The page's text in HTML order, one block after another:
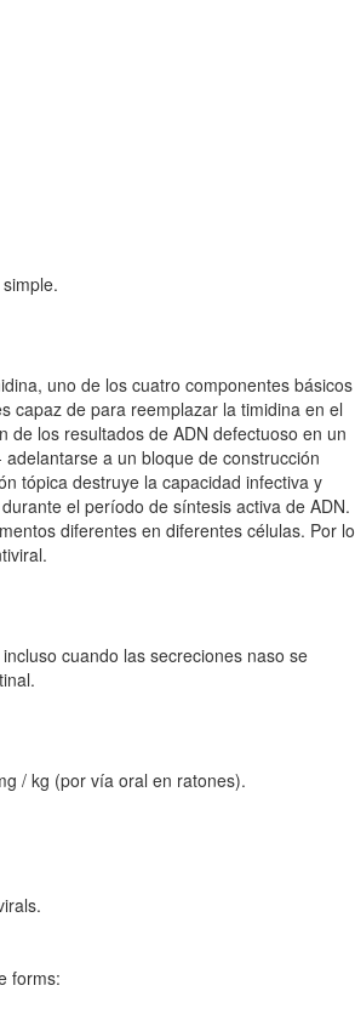
uno de los cuatro componentes básicos
capaz de para reemplazar la timidina en el
de los resultados de ADN defectuoso en un
a un bloque de construcción
tópica destruye la capacidad infectiva y
el período de síntesis activa de ADN.
diferentes en diferentes células. Por lo
cuando las secreciones naso se
/ kg (por vía oral en ratones).
forms: